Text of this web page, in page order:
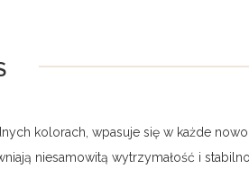
kolorach, wpasuje się w każde
niesamowitą wytrzymałość i